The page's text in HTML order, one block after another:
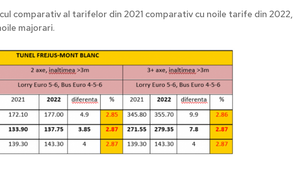
comparativ al tarifelor din 2021 comparativ cu noile tarife din 2022,
majorari.